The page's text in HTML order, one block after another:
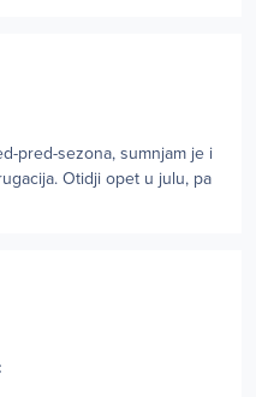
pred-sezona, sumnjam je i
Otidji opet u julu, pa